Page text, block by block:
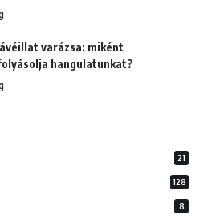
varázsa: miként
hangulatunkat?
21
128
8